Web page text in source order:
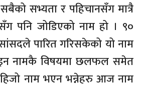
सभ्यता र पहिचानसँग मात्रै
पनि जोडिएको नाम हो । ९०
पारित गरिसकेको यो नाम
नामकै विषयमा छलफल समेत
नाम भएन भन्नेहरु आज नाम